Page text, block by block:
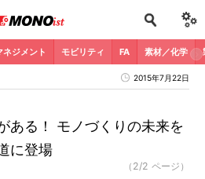
ネジメント モビリティ FA 素材／化学
2015年7月22日
ある！ モノづくりの未来を
に登場
（2/2 ページ）